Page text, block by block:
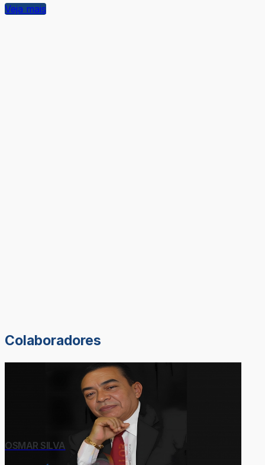
Veja mais
Colaboradores
OSMAR SILVA